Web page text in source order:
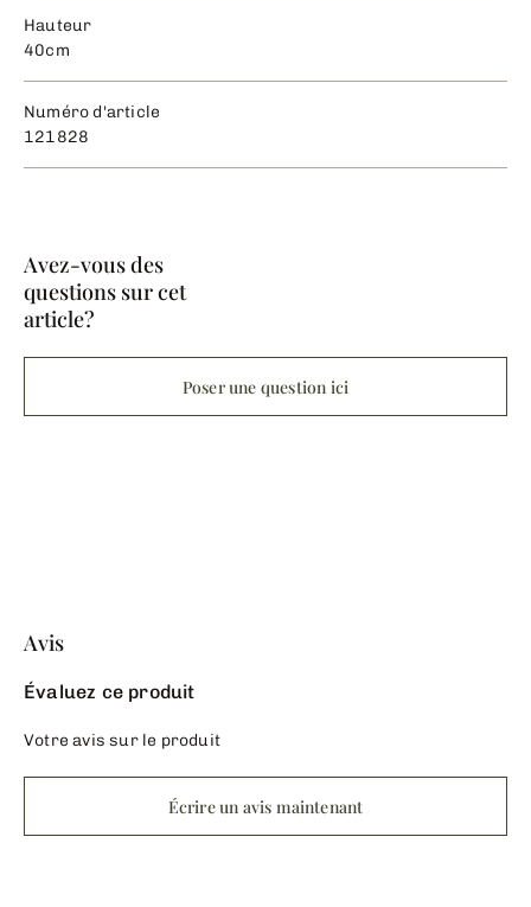
Hauteur
40cm
Numéro d'article
121828
Avez-vous des
questions sur cet
article?
Poser une question ici
Avis
Évaluez ce produit
Votre avis sur le produit
Écrire un avis maintenant